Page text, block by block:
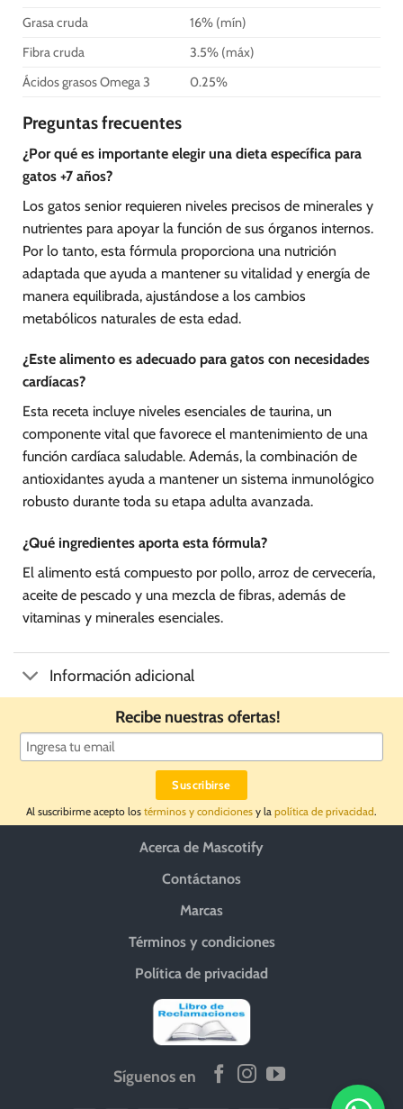
Grasa cruda
16% (mín)
Fibra cruda
3.5% (máx)
Ácidos grasos Omega 3
0.25%
Preguntas frecuentes
¿Por qué es importante elegir una dieta específica para
gatos +7 años?
Los gatos senior requieren niveles precisos de minerales y
nutrientes para apoyar la función de sus órganos internos.
Por lo tanto, esta fórmula proporciona una nutrición
adaptada que ayuda a mantener su vitalidad y energía de
manera equilibrada, ajustándose a los cambios
metabólicos naturales de esta edad.
¿Este alimento es adecuado para gatos con necesidades
cardíacas?
Esta receta incluye niveles esenciales de taurina, un
componente vital que favorece el mantenimiento de una
función cardíaca saludable. Además, la combinación de
antioxidantes ayuda a mantener un sistema inmunológico
robusto durante toda su etapa adulta avanzada.
¿Qué ingredientes aporta esta fórmula?
El alimento está compuesto por pollo, arroz de cervecería,
aceite de pescado y una mezcla de fibras, además de
vitaminas y minerales esenciales.
Información adicional
Recibe nuestras ofertas!
Al suscribirme acepto los términos y condiciones y la política de privacidad.
Acerca de Mascotify
Contáctanos
Marcas
Términos y condiciones
Política de privacidad
Síguenos en